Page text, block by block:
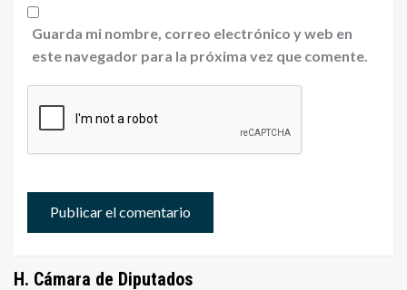
Guarda mi nombre, correo electrónico y web en
este navegador para la próxima vez que comente.
H. Cámara de Diputados